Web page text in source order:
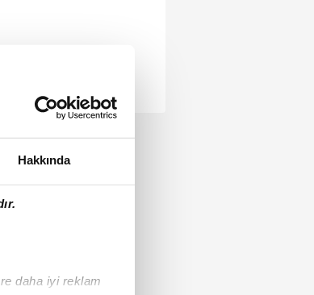
Hakkında
daha iyi reklam